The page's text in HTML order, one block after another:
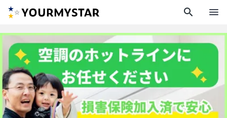
search menu